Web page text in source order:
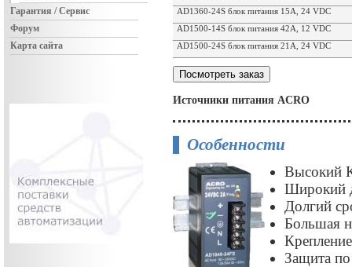
Гарантия / Сервис
Форум
Карта сайта
AD1360-24S блок питания 15А, 24 VDC
AD1500-14S блок питания 42A, 12 VDC
AD1500-24S блок питания 21А, 24 VDC
Источники питания ACRO
Особенности
Высокий
Широкий
Долгий
Большая
Защита